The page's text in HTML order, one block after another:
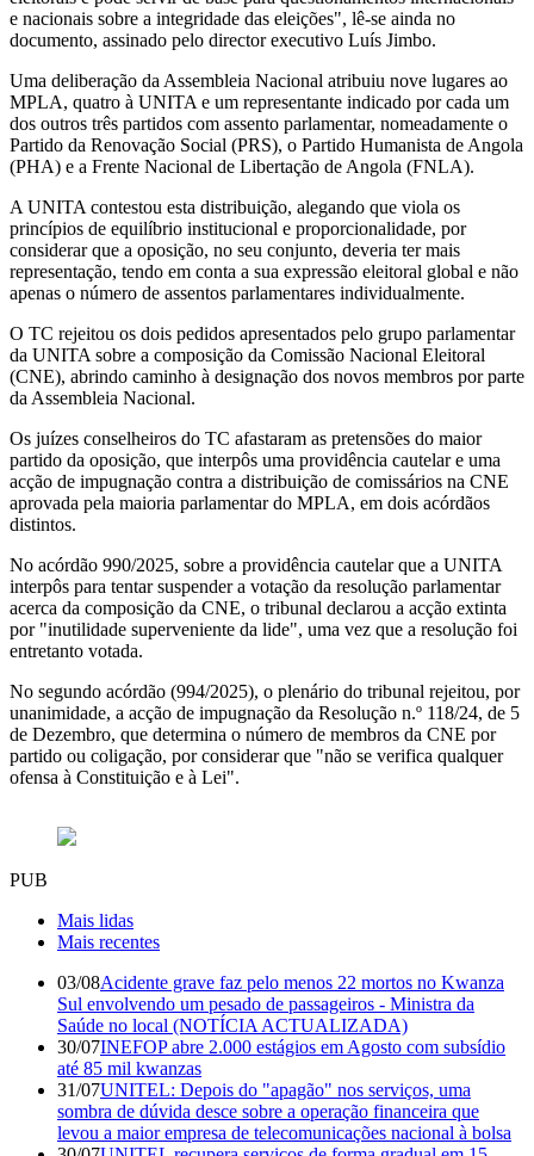
e nacionais sobre a integridade das eleições", lê-se ainda no
documento, assinado pelo director executivo Luís Jimbo.
Uma deliberação da Assembleia Nacional atribuiu nove lugares ao
MPLA, quatro à UNITA e um representante indicado por cada um
dos outros três partidos com assento parlamentar, nomeadamente o
Partido da Renovação Social (PRS), o Partido Humanista de Angola
(PHA) e a Frente Nacional de Libertação de Angola (FNLA).
A UNITA contestou esta distribuição, alegando que viola os
princípios de equilíbrio institucional e proporcionalidade, por
considerar que a oposição, no seu conjunto, deveria ter mais
representação, tendo em conta a sua expressão eleitoral global e não
apenas o número de assentos parlamentares individualmente.
O TC rejeitou os dois pedidos apresentados pelo grupo parlamentar
da UNITA sobre a composição da Comissão Nacional Eleitoral
(CNE), abrindo caminho à designação dos novos membros por parte
da Assembleia Nacional.
Os juízes conselheiros do TC afastaram as pretensões do maior
partido da oposição, que interpôs uma providência cautelar e uma
acção de impugnação contra a distribuição de comissários na CNE
aprovada pela maioria parlamentar do MPLA, em dois acórdãos
distintos.
No acórdão 990/2025, sobre a providência cautelar que a UNITA
interpôs para tentar suspender a votação da resolução parlamentar
acerca da composição da CNE, o tribunal declarou a acção extinta
por "inutilidade superveniente da lide", uma vez que a resolução foi
entretanto votada.
No segundo acórdão (994/2025), o plenário do tribunal rejeitou, por
unanimidade, a acção de impugnação da Resolução n.º 118/24, de 5
de Dezembro, que determina o número de membros da CNE por
partido ou coligação, por considerar que "não se verifica qualquer
ofensa à Constituição e à Lei".
PUB
Mais lidas
Mais recentes
03/08Acidente grave faz pelo menos 22 mortos no Kwanza
Sul envolvendo um pesado de passageiros - Ministra da
Saúde no local (NOTÍCIA ACTUALIZADA)
30/07INEFOP abre 2.000 estágios em Agosto com subsídio
até 85 mil kwanzas
31/07UNITEL: Depois do "apagão" nos serviços, uma
sombra de dúvida desce sobre a operação financeira que
levou a maior empresa de telecomunicações nacional à bolsa